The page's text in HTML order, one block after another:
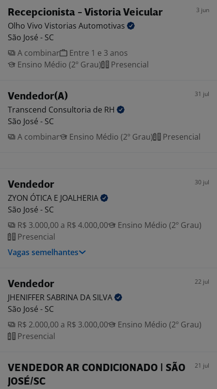
Recepcionista - Vistoria Veicular 3 jun
Olho Vivo Vistorias Automotivas
São José - SC
A combinar
Entre 1 e 3 anos
Ensino Médio (2º Grau)
Presencial
Vendedor(A) 31 jul
Transcend Consultoria de RH
São José - SC
A combinar
Ensino Médio (2º Grau) Presencial
Vendedor 30 jul
ZYON ÓTICA E JOALHERIA
São José - SC
R$ 3.000,00 a R$ 4.000,00
Ensino Médio (2º Grau)
Presencial
Vagas semelhantes
Vendedor 22 jul
JHENIFFER SABRINA DA SILVA
São José - SC
R$ 2.000,00 a R$ 3.000,00
Ensino Médio (2º Grau)
Presencial
VENDEDOR AR CONDICIONADO | SÃO
JOSÉ/SC
21 jul